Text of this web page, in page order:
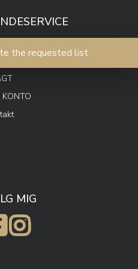
the requested list
KONTO
MIG